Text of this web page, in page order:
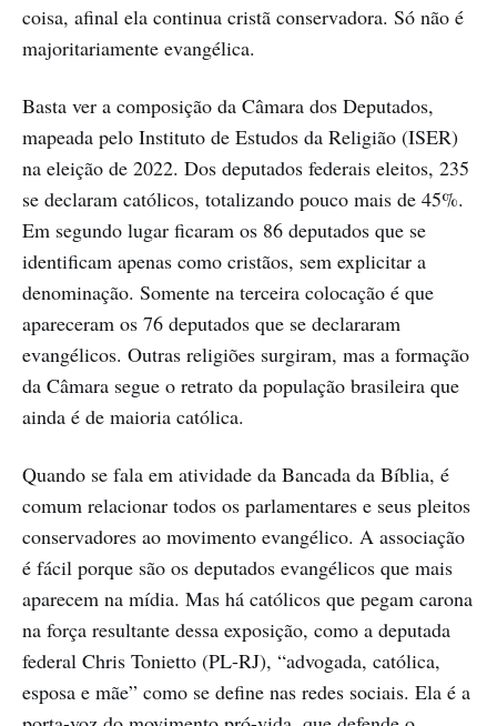
coisa, afinal ela continua cristã conservadora. Só não é
majoritariamente evangélica.
Basta ver a composição da Câmara dos Deputados,
mapeada pelo Instituto de Estudos da Religião (ISER)
na eleição de 2022. Dos deputados federais eleitos, 235
se declaram católicos, totalizando pouco mais de 45%.
Em segundo lugar ficaram os 86 deputados que se
identificam apenas como cristãos, sem explicitar a
denominação. Somente na terceira colocação é que
apareceram os 76 deputados que se declararam
evangélicos. Outras religiões surgiram, mas a formação
da Câmara segue o retrato da população brasileira que
ainda é de maioria católica.
Quando se fala em atividade da Bancada da Bíblia, é
comum relacionar todos os parlamentares e seus pleitos
conservadores ao movimento evangélico. A associação
é fácil porque são os deputados evangélicos que mais
aparecem na mídia. Mas há católicos que pegam carona
na força resultante dessa exposição, como a deputada
federal Chris Tonietto (PL-RJ), “advogada, católica,
esposa e mãe” como se define nas redes sociais. Ela é a